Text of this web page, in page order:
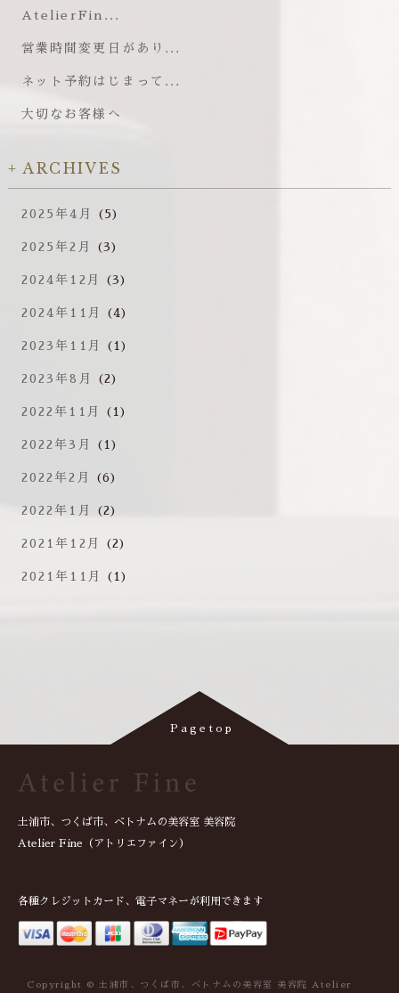
AtelierFin...
営業時間変更日があり...
ネット予約はじまって...
大切なお客様へ
ARCHIVES
2025年4月 (5)
2025年2月 (3)
2024年12月 (3)
2024年11月 (4)
2023年11月 (1)
2023年8月 (2)
2022年11月 (1)
2022年3月 (1)
2022年2月 (6)
2022年1月 (2)
2021年12月 (2)
2021年11月 (1)
土浦市、つくば市、ベトナムの美容室 美容院
Atelier Fine（アトリエファイン）
各種クレジットカード、電子マネーが利用できます
Copyright © 土浦市、つくば市、ベトナムの美容室 美容院 Atelier